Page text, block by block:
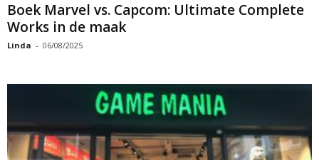
Boek Marvel vs. Capcom: Ultimate Complete
Works in de maak
Linda - 06/08/2025